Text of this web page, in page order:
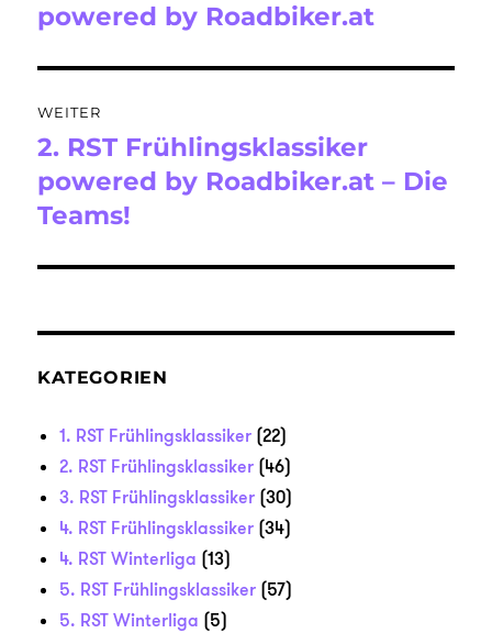
Beitrag:
powered by Roadbiker.at
WEITER
Nächster
Beitrag:
2. RST Frühlingsklassiker
powered by Roadbiker.at – Die
Teams!
KATEGORIEN
1. RST Frühlingsklassiker (22)
2. RST Frühlingsklassiker (46)
3. RST Frühlingsklassiker (30)
4. RST Frühlingsklassiker (34)
4. RST Winterliga (13)
5. RST Frühlingsklassiker (57)
5. RST Winterliga (5)